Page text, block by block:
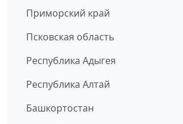
Приморский край
Псковская область
Республика Адыгея
Республика Алтай
Башкортостан